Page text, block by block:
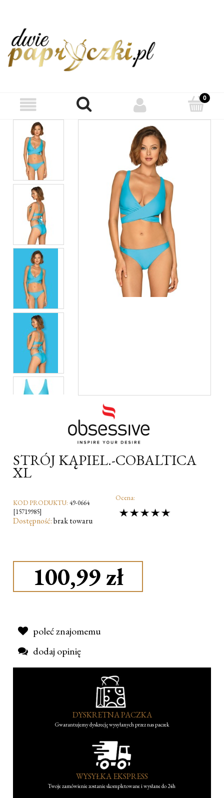
STRÓJ KĄPIEL.-COBALTICA
XL
KOD PRODUKTU: 49-0664
[15719985]
Dostępność:brak towaru
Ocena:
100,99 zł
poleć znajomemu
dodaj opinię
DYSKRETNA PACZKA
Gwarantujemy dyskrecję wysyłanych przez nas paczek
WYSYŁKA EKSPRESS
Twoje zamówienie zostanie skompletowane i wysłane do 24h